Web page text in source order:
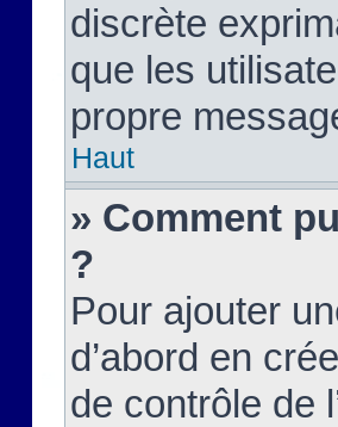
discrète
que les
propre
Haut
» Comment
?
Pour ajouter
d’abord en
de contrôle de